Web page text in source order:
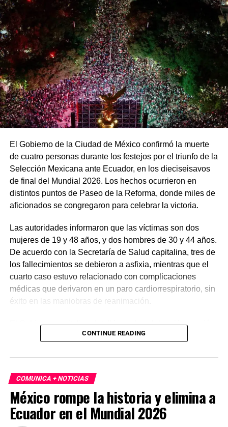
El Gobierno de la Ciudad de México confirmó la muerte
de cuatro personas durante los festejos por el triunfo de la
Selección Mexicana ante Ecuador, en los dieciseisavos
de final del Mundial 2026. Los hechos ocurrieron en
distintos puntos de Paseo de la Reforma, donde miles de
aficionados se congregaron para celebrar la victoria.
Las autoridades informaron que las víctimas son dos
mujeres de 19 y 48 años, y dos hombres de 30 y 44 años.
De acuerdo con la Secretaría de Salud capitalina, tres de
los fallecimientos se debieron a asfixia, mientras que el
cuarto caso estuvo relacionado con complicaciones
médicas que derivaron en un paro cardiorrespiratorio, sin
éxito en las maniobras de reanimación.
El Gobierno capitalino detalló que la celebración reunió a
cerca de 1.4 millones de personas, convirtiéndose en la
las autoridades hicieron un llamado a la población a vivir
el Mundial 2026 con responsabilidad y priorizar la
seguridad en eventos masivos.
CONTINUE READING
COMUNICA + NOTICIAS
México rompe la historia y elimina a
Ecuador en el Mundial 2026